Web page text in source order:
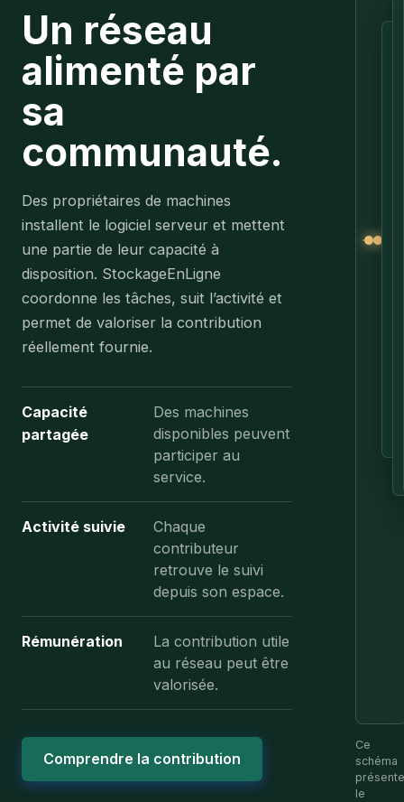
Un réseau
alimenté par
sa
communauté.
Des propriétaires de machines
installent le logiciel serveur et mettent
une partie de leur capacité à
disposition. StockageEnLigne
coordonne les tâches, suit l’activité et
permet de valoriser la contribution
réellement fournie.
Capacité
partagée
Des machines
disponibles peuvent
participer au
service.
Activité suivie
Chaque
contributeur
retrouve le suivi
depuis son espace.
Rémunération
La contribution utile
au réseau peut être
valorisée.
Comprendre la contribution
Ce
schéma
présente
le